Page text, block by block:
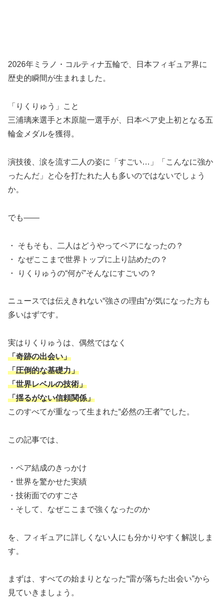
2026年ミラノ・コルティナ五輪で、日本フィギュア界に
歴史的瞬間が生まれました。
「りくりゅう」こと
三浦璃来選手と木原龍一選手が、日本ペア史上初となる五
輪金メダルを獲得。
演技後、涙を流す二人の姿に「すごい…」「こんなに強か
ったんだ」と心を打たれた人も多いのではないでしょう
か。
でも――
・ そもそも、二人はどうやってペアになったの？
・ なぜここまで世界トップに上り詰めたの？
・ りくりゅうの“何が”そんなにすごいの？
ニュースでは伝えきれない“強さの理由”が気になった方も
多いはずです。
実はりくりゅうは、偶然ではなく
「奇跡の出会い」
「圧倒的な基礎力」
「世界レベルの技術」
「揺るがない信頼関係」
このすべてが重なって生まれた“必然の王者”でした。
この記事では、
・ペア結成のきっかけ
・世界を驚かせた実績
・技術面でのすごさ
・そして、なぜここまで強くなったのか
を、フィギュアに詳しくない人にも分かりやすく解説しま
す。
まずは、すべての始まりとなった“雷が落ちた出会い”から
見ていきましょう。